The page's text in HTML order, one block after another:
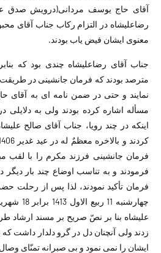
آقای حاج یوسف مردانی(درویش صدق
رضاعلیشاه در التزام رکاب جناب آقای
معنوی ایشان فیض یاب بودند.
جناب آقای رضاعلیشاه چندی بود که
مترصد بودند که فرمان جانشینی در
نمایند و حتی در ضمن نامه ای به آقای
مسأله اشاره کرده بودند ولی به دلایلی
اینکه در چند رویا، جناب آقای صالح
فرمان جانشینی فرزند مکرم را با لقب
فرمودند و به تناسب اوضاع چند بار دیگر
فرمان تأکید نمودند، لذا پس از رحلت
علیشاه بنا بر نصّ صریح بر مسند ارشاد
زدند ولی آنچنان دل در گرو دلدار داشت
ایشان را نمی نمود و بی صبرانه تمنّای